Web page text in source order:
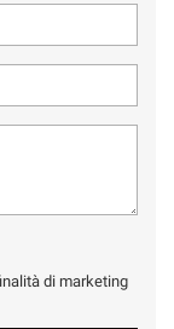
di marketing